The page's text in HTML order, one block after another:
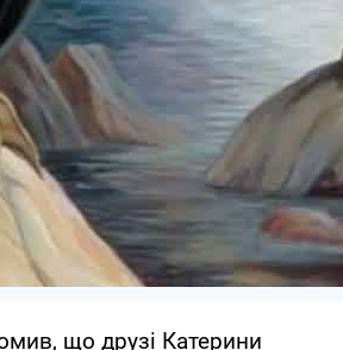
що друзі Катерини